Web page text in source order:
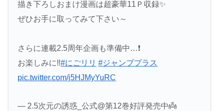
描き下ろしおまけ漫画は超豪華11Ｐ収録✨
ぜひお手に取ってみて下さい～
さらに連載2.5周年企画も準備中…❗️
お楽しみに‼️#にごリリ #ジャンププラス
pic.twitter.com/j5HJMyYuRC
— 2.5次元の誘惑_公式@第12巻好評発売中👼